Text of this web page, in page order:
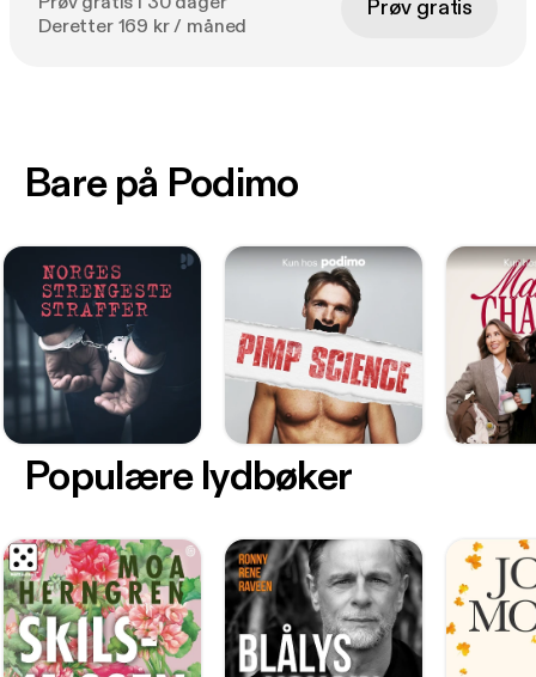
Deretter 169 kr / måned
Prøv gratis
Bare på Podimo
Populære lydbøker